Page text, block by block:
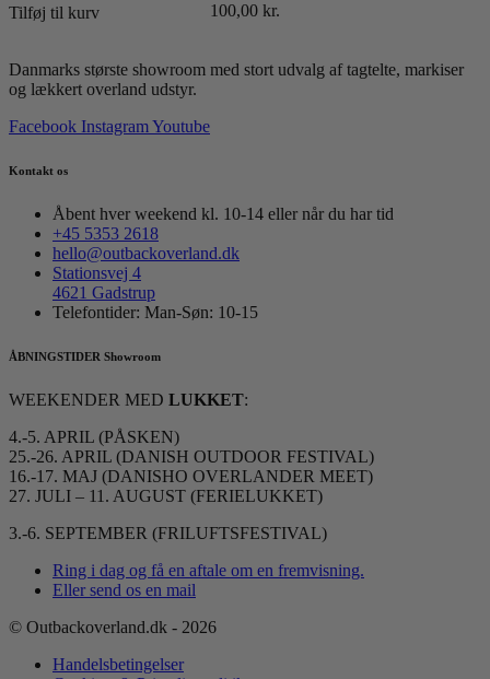
100,00 kr.
Tilføj til kurv
Danmarks største showroom med stort udvalg af tagtelte, markiser
og lækkert overland udstyr.
Facebook InstagramYoutube
Kontakt os
Åbent hver weekend kl. 10-14 eller når du har tid
+45 5353 2618
hello@outbackoverland.dk
Stationsvej 4
4621 Gadstrup
Telefontider: Man-Søn: 10-15
ÅBNINGSTIDER Showroom
WEEKENDER MED LUKKET:
4.-5. APRIL (PÅSKEN)
25.-26. APRIL (DANISH OUTDOOR FESTIVAL)
16.-17. MAJ (DANISHO OVERLANDER MEET)
27. JULI – 11. AUGUST (FERIELUKKET)
3.-6. SEPTEMBER (FRILUFTSFESTIVAL)
Ring i dag og få en aftale om en fremvisning.
Eller send os en mail
© Outbackoverland.dk - 2026
Handelsbetingelser